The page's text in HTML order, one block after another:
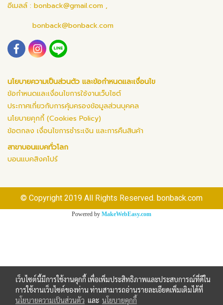
อีเมลล์ : bonback@gmail.com ,
bonback@bonback.com
นโยบายความเป็นส่วนตัว และข้อกำหนดและเงื่อนไข
ข้อกำหนดและเงื่อนไขการใช้งานเว็บไซต์
ประกาศเกี่ยวกับการคุ้มครองข้อมูลส่วนบุคคล
นโยบายคุกกี้ (Cookies Policy)
ข้อตกลง เงื่อนไขการชำระเงิน และการคืนสินค้า
สาขาบอนแบคทั่วโลก
บอนแบคสิงคโปร์
© Copyright 2019 All Rights Reserved. bonback.com
Powered by MakeWebEasy.com
เว็บไซต์นี้มีการใช้งานคุกกี้ เพื่อเพิ่มประสิทธิภาพและประสบการณ์ที่ดีใน
การใช้งานเว็บไซต์ของท่าน ท่านสามารถอ่านรายละเอียดเพิ่มเติมได้ที่
นโยบายความเป็นส่วนตัว และ นโยบายคุกกี้